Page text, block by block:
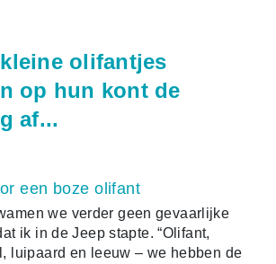
olifantjes
op hun kont de
af...
een boze olifant
we verder geen gevaarlijke
ik in de Jeep stapte. “Olifant,
luipaard en leeuw – we hebben de